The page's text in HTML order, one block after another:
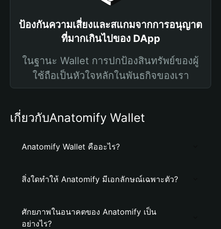
ป้องกันความเสี่ยงและสแกมจากการอนุญาต
ที่มากเกินไปของ DApp
ในฐานะ Wallet การปกป้องสินทรัพย์ของผู้
ใช้ถือเป็นหัวใจหลักในพันธกิจของเรา
เกี่ยวกับAnatomify Wallet
Anatomify Wallet คืออะไร?
สิ่งใดทำให้ Anatomify มีเอกลักษณ์เฉพาะตัว?
ศักยภาพในอนาคตของ Anatomify เป็น
อย่างไร?